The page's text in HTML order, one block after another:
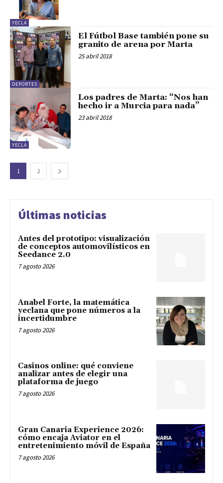
YECLA
DEPORTES
El Fútbol Base también pone su
granito de arena por Marta
25 abril 2018
YECLA
Los padres de Marta: “Nos han
hecho ir a Murcia para nada”
23 abril 2018
1 2
Últimas noticias
Antes del prototipo: visualización
de conceptos automovilísticos en
Seedance 2.0
7 agosto 2026
Anabel Forte, la matemática
yeclana que pone números a la
incertidumbre
7 agosto 2026
Casinos online: qué conviene
analizar antes de elegir una
plataforma de juego
7 agosto 2026
Gran Canaria Experience 2026:
cómo encaja Aviator en el
entretenimiento móvil de España
7 agosto 2026